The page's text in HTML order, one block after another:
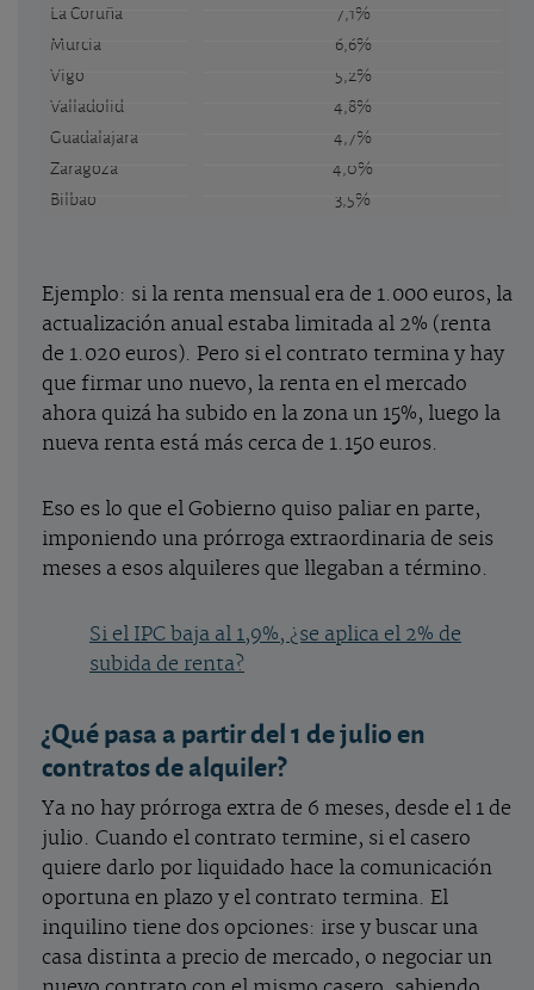
La Coruña
7,1%
Murcia
6,6%
Vigo
5,2%
Valladolid
4,8%
Guadalajara
4,7%
Zaragoza
4,0%
Bilbao
3,5%
Ejemplo: si la renta mensual era de 1.000 euros, la
actualización anual estaba limitada al 2% (renta
de 1.020 euros). Pero si el contrato termina y hay
que firmar uno nuevo, la renta en el mercado
ahora quizá ha subido en la zona un 15%, luego la
nueva renta está más cerca de 1.150 euros.
Eso es lo que el Gobierno quiso paliar en parte,
imponiendo una prórroga extraordinaria de seis
meses a esos alquileres que llegaban a término.
Si el IPC baja al 1,9%, ¿se aplica el 2% de
subida de renta?
¿Qué pasa a partir del 1 de julio en
contratos de alquiler?
Ya no hay prórroga extra de 6 meses, desde el 1 de
julio. Cuando el contrato termine, si el casero
quiere darlo por liquidado hace la comunicación
oportuna en plazo y el contrato termina. El
inquilino tiene dos opciones: irse y buscar una
casa distinta a precio de mercado, o negociar un